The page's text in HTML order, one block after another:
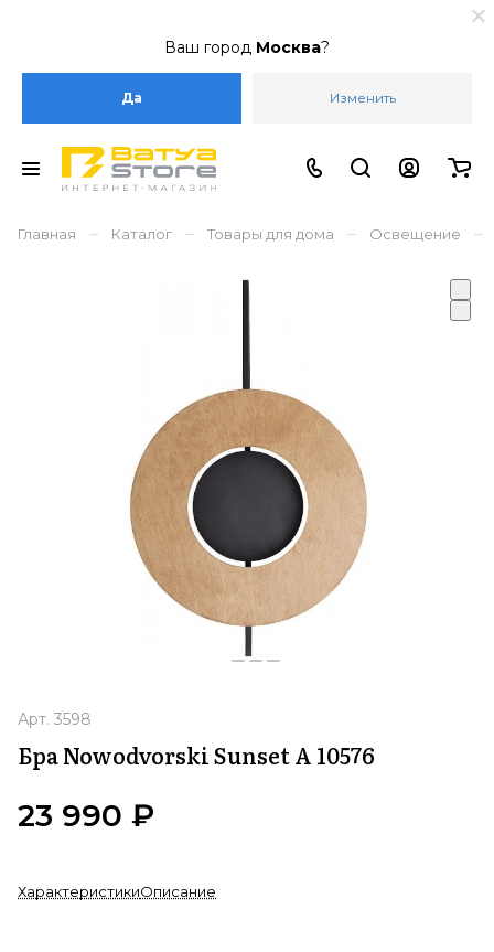
Ваш город Москва?
Да Изменить
Главная – Каталог – Товары для дома – Освещение –
Арт. 3598
Бра Nowodvorski Sunset A 10576
23 990 ₽
ХарактеристикиОписание